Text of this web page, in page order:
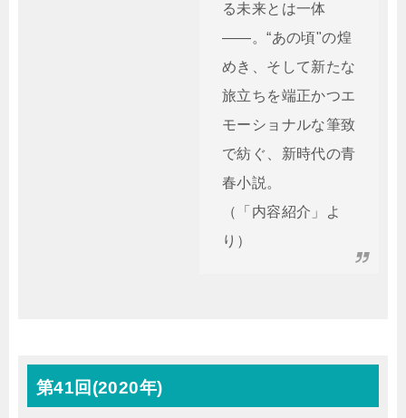
る未来とは一体
――。“あの頃"の煌
めき、そして新たな
旅立ちを端正かつエ
モーショナルな筆致
で紡ぐ、新時代の青
春小説。
（「内容紹介」よ
り）
第41回(2020年)